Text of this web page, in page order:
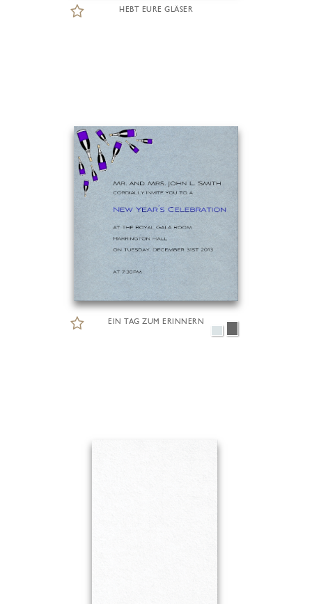
HEBT EURE GLÄSER
EIN TAG ZUM ERINNERN